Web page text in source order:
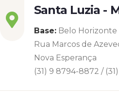
Santa Luzia -
Base: Belo Horizonte
Rua Marcos de
Nova Esperança
(31) 9 8794-8872 /